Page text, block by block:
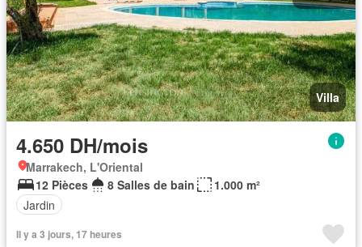
Villa
4.650 DH/mois
Marrakech, L'Oriental
12 Pièces
8 Salles de bain
1.000 m²
Jardin
Il y a 3 jours, 17 heures